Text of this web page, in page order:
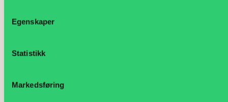
Egenskaper
Statistikk
Markedsføring